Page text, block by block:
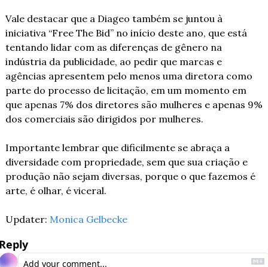
Vale destacar que a Diageo também se juntou à
iniciativa “Free The Bid” no início deste ano, que está
tentando lidar com as diferenças de gênero na
indústria da publicidade, ao pedir que marcas e
agências apresentem pelo menos uma diretora como
parte do processo de licitação, em um momento em
que apenas 7% dos diretores são mulheres e apenas 9%
dos comerciais são dirigidos por mulheres.
Importante lembrar que dificilmente se abraça a
diversidade com propriedade, sem que sua criação e
produção não sejam diversas, porque o que fazemos é
arte, é olhar, é viceral.
Updater: Monica Gelbecke